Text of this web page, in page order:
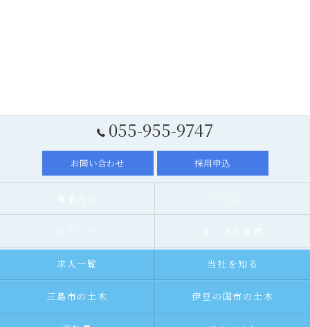
055-955-9747
お問い合わせ 採用申込
求人一覧 当社を知る
三島市の土木 伊豆の国市の土木